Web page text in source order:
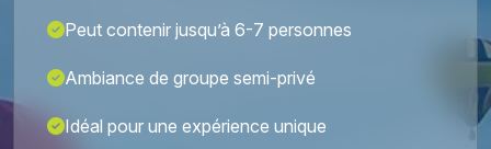
Peut contenir jusqu’à 6-7 personnes
Ambiance de groupe semi-privé
Idéal pour une expérience unique